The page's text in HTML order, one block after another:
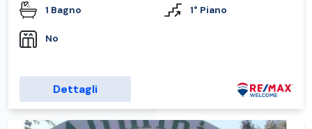
1 Bagno 1° Piano
No
Dettagli